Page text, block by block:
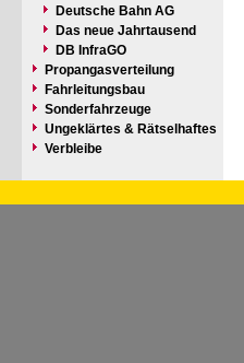
Deutsche Bahn AG
Das neue Jahrtausend
DB InfraGO
Propangasverteilung
Fahrleitungsbau
Sonderfahrzeuge
Ungeklärtes & Rätselhaftes
Verbleibe